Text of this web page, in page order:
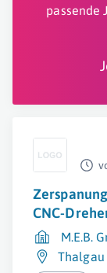
passende
CNC-
M.E.B.
Thalgau